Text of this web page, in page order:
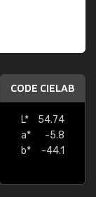
CODE CIELAB
L*
54.74
a*
-5.8
b*
-44.1